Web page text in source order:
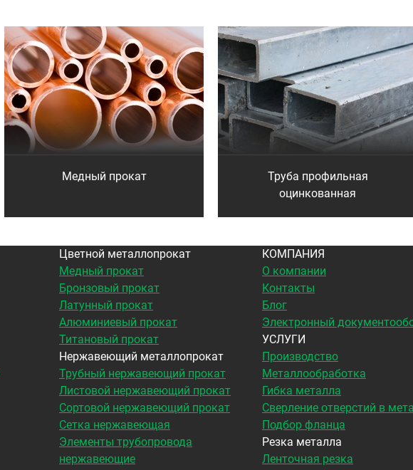
Медный прокат
Труба профильная
оцинкованная
Цветной металлопрокат
Медный прокат
Бронзовый прокат
Латунный прокат
Алюминиевый прокат
Титановый прокат
Нержавеющий металлопрокат
Трубный нержавеющий прокат
Листовой нержавеющий прокат
Сортовой нержавеющий прокат
Сетка нержавеющая
Элементы трубопровода
нержавеющие
КОМПАНИЯ
О компании
Контакты
Блог
Электронный
УСЛУГИ
Производство
Металлообработка
Гибка металла
Сверление отверстий в
Подбор фланца
Резка металла
Ленточная резка